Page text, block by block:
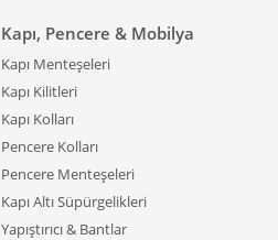
Kapı, Pencere & Mobilya
Kapı Menteşeleri
Kapı Kilitleri
Kapı Kolları
Pencere Kolları
Pencere Menteşeleri
Kapı Altı Süpürgelikleri
Yapıştırıcı & Bantlar